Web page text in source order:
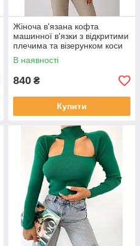
Жіноча в'язана кофта
машинної в'язки з відкритими
плечима та візерунком коси
В наявності
840 ₴
Купити